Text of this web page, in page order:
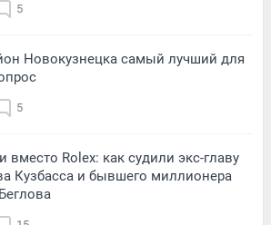
5
Новокузнецка самый лучший для
5
вместо Rolex: как судили экс-главу
Кузбасса и бывшего миллионера